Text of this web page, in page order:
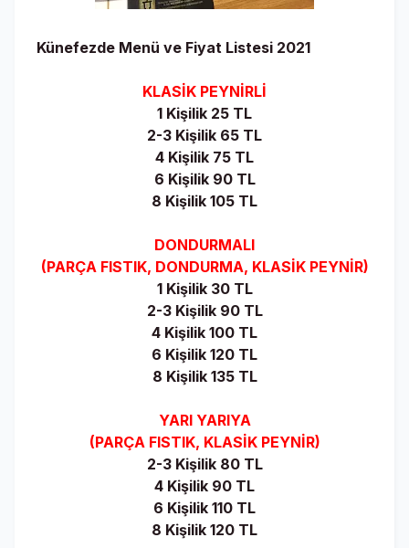
Künefezde Menü ve Fiyat Listesi 2021
KLASİK PEYNİRLİ
1 Kişilik 25 TL
2-3 Kişilik 65 TL
4 Kişilik 75 TL
6 Kişilik 90 TL
8 Kişilik 105 TL
DONDURMALI
(PARÇA FISTIK, DONDURMA, KLASİK PEYNİR)
1 Kişilik 30 TL
2-3 Kişilik 90 TL
4 Kişilik 100 TL
6 Kişilik 120 TL
8 Kişilik 135 TL
YARI YARIYA
(PARÇA FISTIK, KLASİK PEYNİR)
2-3 Kişilik 80 TL
4 Kişilik 90 TL
6 Kişilik 110 TL
8 Kişilik 120 TL